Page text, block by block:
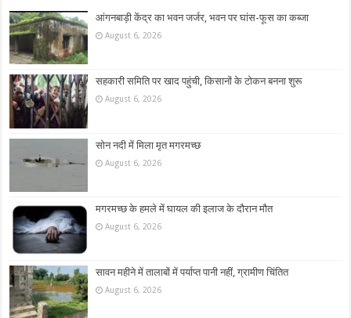
आंगनबाड़ी केंद्र का भवन जर्जर, भवन पर घांस-फूस का कब्जा
August 6, 2026
सहकारी समिति पर खाद पहुंची, किसानों के टोकन बनना शुरू
August 6, 2026
सोन नदी में मिला मृत मगरमच्छ
August 6, 2026
मगरमच्छ के हमले में घायल की इलाज के दौरान मौत
August 6, 2026
सावन महीने में तालाबों में पर्याप्त पानी नहीं, ग्रामीण चिंतित
August 6, 2026